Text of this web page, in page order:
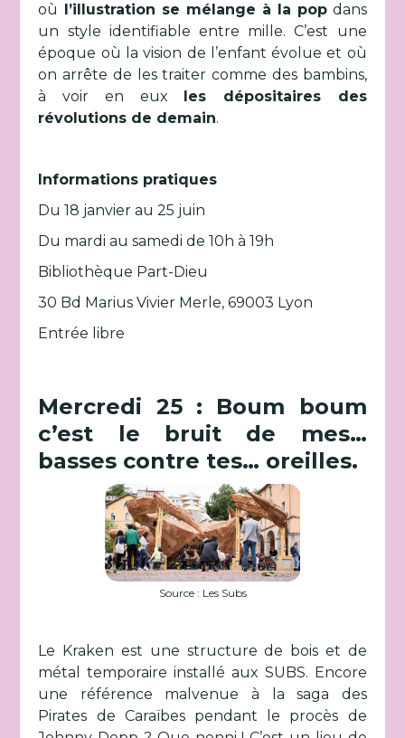
où l’illustration se mélange à la popdans
un style identifiable entre mille. C’est une
époque où la vision de l’enfant évolue et où
on arrête de les traiter comme des bambins,
à voir en eux les dépositaires des
révolutions de demain.
Informations pratiques
Du 18 janvier au 25 juin
Du mardi au samedi de 10h à 19h
Bibliothèque Part-Dieu
30 Bd Marius Vivier Merle, 69003 Lyon
Entrée libre
Mercredi 25 : Boum boum
c’est le bruit de mes…
basses contre tes… oreilles.
Source : Les Subs
Le Kraken est une structure de bois et de
métal temporaire installé aux SUBS. Encore
une référence malvenue à la saga des
Pirates de Caraïbes pendant le procès de